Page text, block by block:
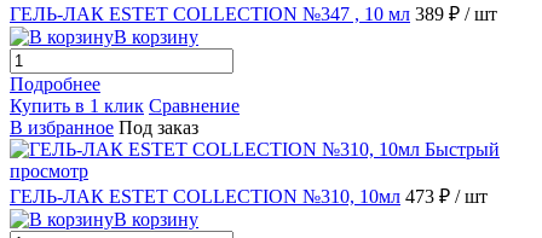
ГЕЛЬ-ЛАК ESTET COLLECTION №347 , 10 мл 389 ₽ / шт
В корзину
Подробнее
Купить в 1 клик Сравнение
В избранное Под заказ
Быстрый
просмотр
ГЕЛЬ-ЛАК ESTET COLLECTION №310, 10мл 473 ₽ / шт
В корзину